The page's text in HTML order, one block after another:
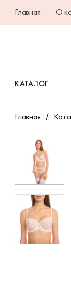
Главная О
КАТАЛОГ
Главная